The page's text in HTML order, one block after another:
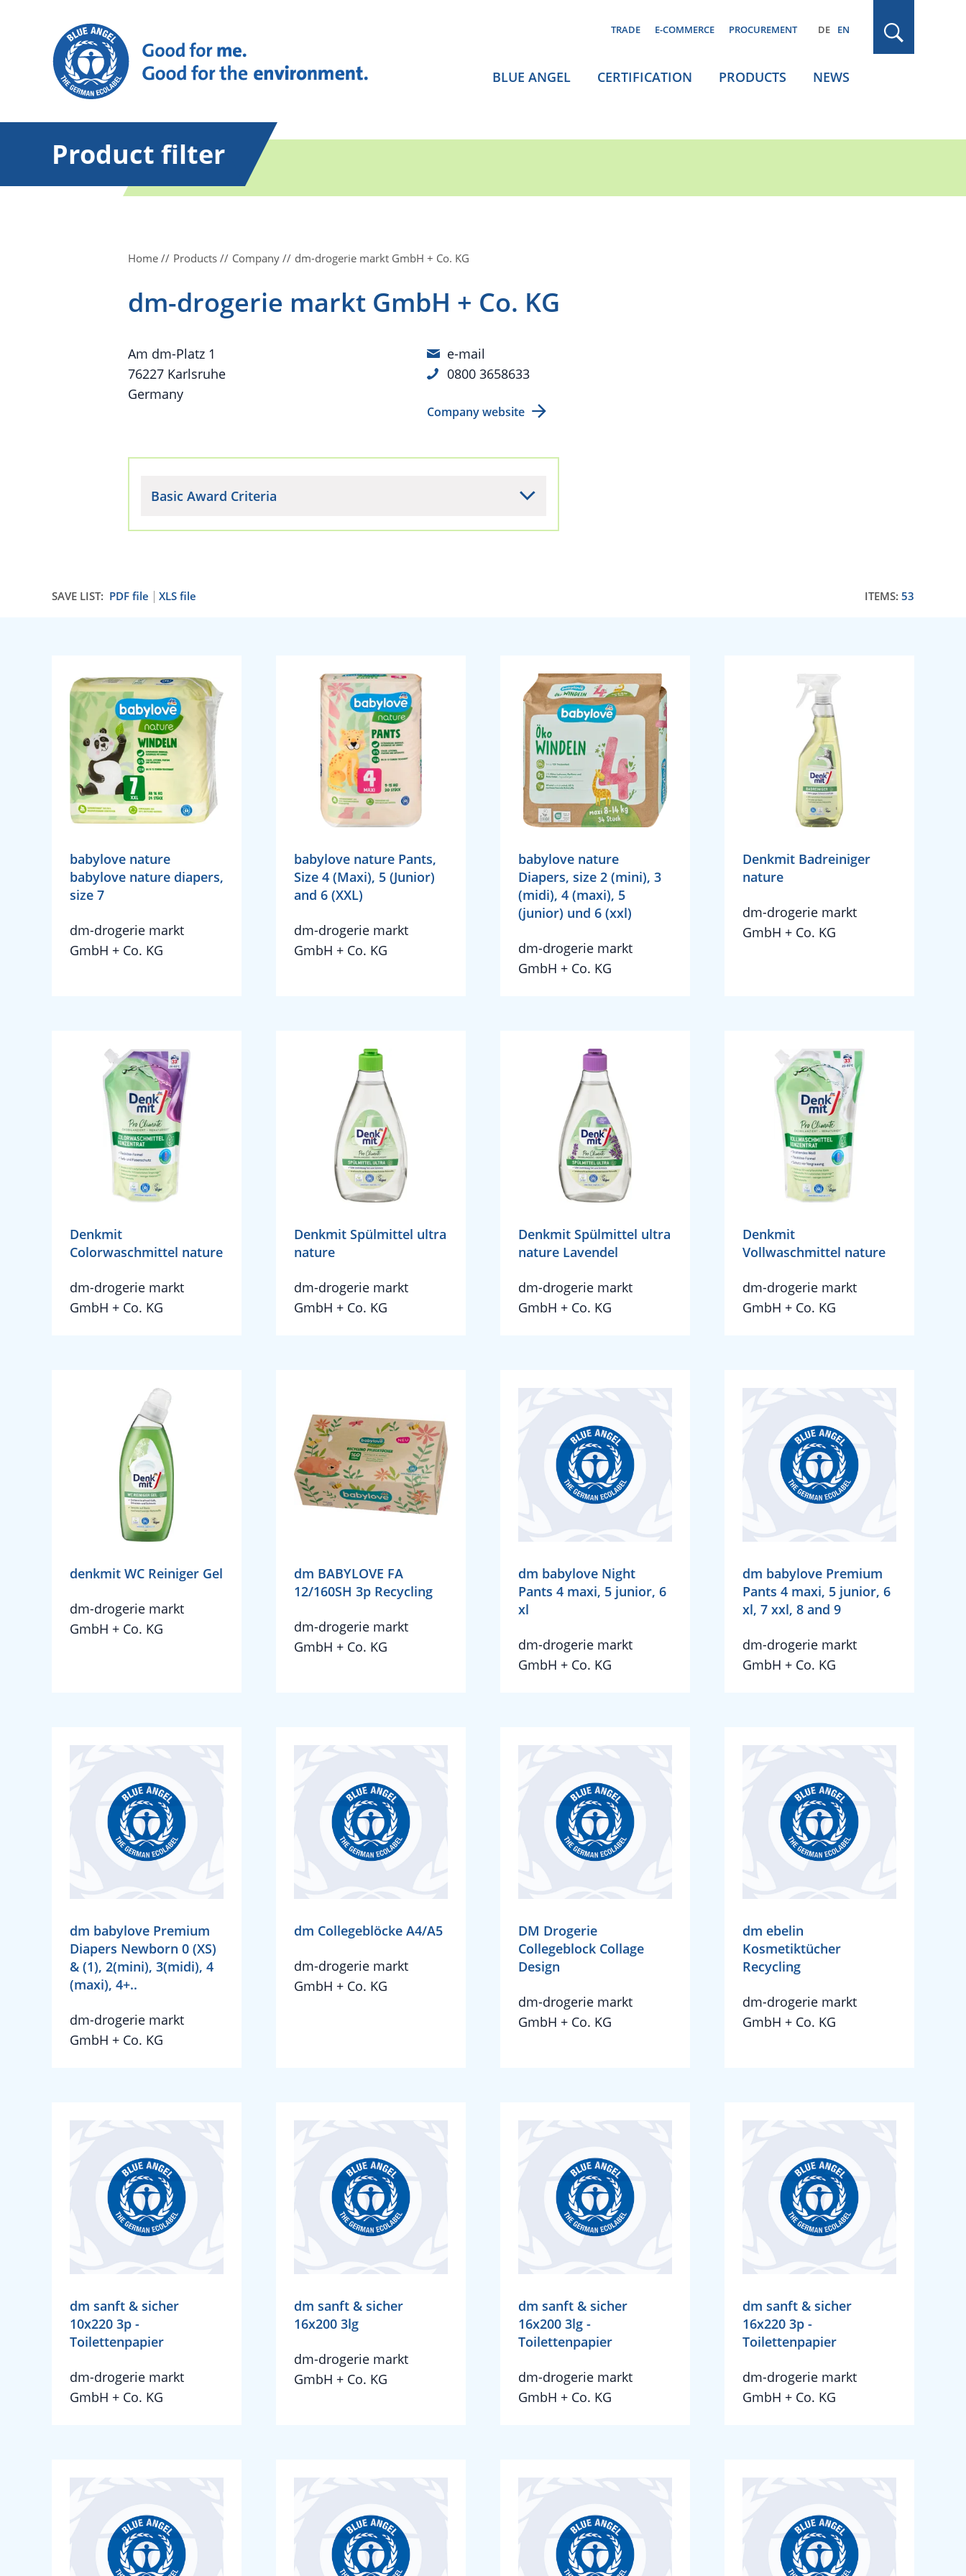
TRADE E-COMMERCE PROCUREMENT DE EN
BLUE ANGEL CERTIFICATION PRODUCTS NEWS
Product filter
Home Products Company dm-drogerie markt GmbH + Co. KG
dm-drogerie markt GmbH + Co. KG
Am dm-Platz 1
76227 Karlsruhe
Germany
e-mail
0800 3658633
Company website
Basic Award Criteria
SAVE LIST: PDF file XLS file ITEMS: 53
babylove nature
babylove nature diapers,
size 7
dm-drogerie markt
GmbH + Co. KG
babylove nature Pants,
Size 4 (Maxi), 5 (Junior)
and 6 (XXL)
dm-drogerie markt
GmbH + Co. KG
babylove nature
Diapers, size 2 (mini), 3
(midi), 4 (maxi), 5
(junior) und 6 (xxl)
dm-drogerie markt
GmbH + Co. KG
Denkmit Badreiniger
nature
dm-drogerie markt
GmbH + Co. KG
Denkmit
Colorwaschmittel nature
dm-drogerie markt
GmbH + Co. KG
Denkmit Spülmittel ultra
nature
dm-drogerie markt
GmbH + Co. KG
Denkmit Spülmittel ultra
nature Lavendel
dm-drogerie markt
GmbH + Co. KG
Denkmit
Vollwaschmittel nature
dm-drogerie markt
GmbH + Co. KG
denkmit WC Reiniger Gel
dm-drogerie markt
GmbH + Co. KG
dm BABYLOVE FA
12/160SH 3p Recycling
dm-drogerie markt
GmbH + Co. KG
dm babylove Night
Pants 4 maxi, 5 junior, 6
xl
dm-drogerie markt
GmbH + Co. KG
dm babylove Premium
Pants 4 maxi, 5 junior, 6
xl, 7 xxl, 8 and 9
dm-drogerie markt
GmbH + Co. KG
dm babylove Premium
Diapers Newborn 0 (XS)
& (1), 2(mini), 3(midi), 4
(maxi), 4+..
dm-drogerie markt
GmbH + Co. KG
dm Collegeblöcke A4/A5
dm-drogerie markt
GmbH + Co. KG
DM Drogerie
Collegeblock Collage
Design
dm-drogerie markt
GmbH + Co. KG
dm ebelin
Kosmetiktücher
Recycling
dm-drogerie markt
GmbH + Co. KG
dm sanft & sicher
10x220 3p -
Toilettenpapier
dm-drogerie markt
GmbH + Co. KG
dm sanft & sicher
16x200 3lg
dm-drogerie markt
GmbH + Co. KG
dm sanft & sicher
16x200 3lg -
Toilettenpapier
dm-drogerie markt
GmbH + Co. KG
dm sanft & sicher
16x220 3p -
Toilettenpapier
dm-drogerie markt
GmbH + Co. KG